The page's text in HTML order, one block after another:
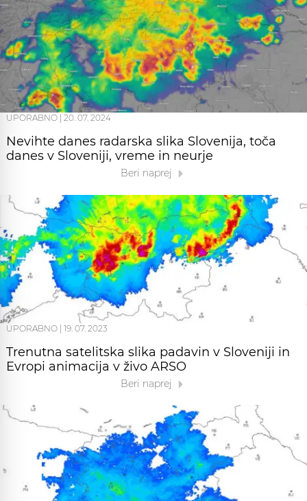
UPORABNO 20. 07. 2024
Nevihte danes radarska slika Slovenija, toča
danes v Sloveniji, vreme in neurje
Beri naprej
UPORABNO | 19. 07. 2023
Trenutna satelitska slika padavin v Sloveniji in
Evropi animacija v živo ARSO
Beri naprej